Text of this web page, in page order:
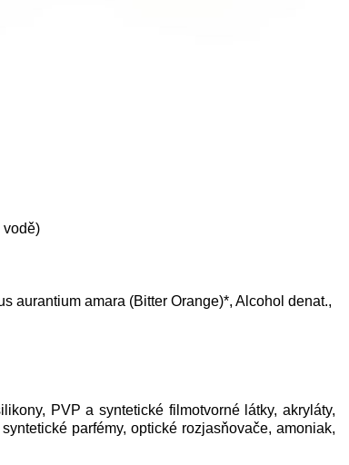
vodě)
aurantium amara (Bitter Orange)*, Alcohol denat.,
PVP a syntetické filmotvorné látky, akryláty,
parfémy, optické rozjasňovače, amoniak,